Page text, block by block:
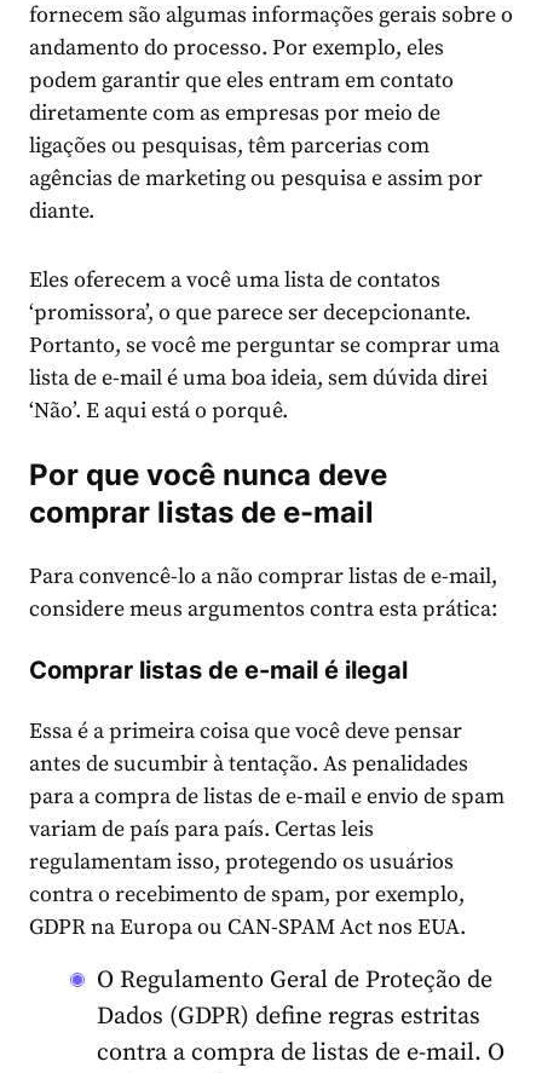
fornecem são algumas informações gerais sobre o
andamento do processo. Por exemplo, eles
podem garantir que eles entram em contato
diretamente com as empresas por meio de
ligações ou pesquisas, têm parcerias com
agências de marketing ou pesquisa e assim por
diante.
Eles oferecem a você uma lista de contatos
‘promissora’, o que parece ser decepcionante.
Portanto, se você me perguntar se comprar uma
lista de e-mail é uma boa ideia, sem dúvida direi
‘Não’. E aqui está o porquê.
Por que você nunca deve
comprar listas de e-mail
Para convencê-lo a não comprar listas de e-mail,
considere meus argumentos contra esta prática:
Comprar listas de e-mail é ilegal
Essa é a primeira coisa que você deve pensar
antes de sucumbir à tentação. As penalidades
para a compra de listas de e-mail e envio de spam
variam de país para país. Certas leis
regulamentam isso, protegendo os usuários
contra o recebimento de spam, por exemplo,
GDPR na Europa ou CAN-SPAM Act nos EUA.
O Regulamento Geral de Proteção de
Dados (GDPR) define regras estritas
contra a compra de listas de e-mail. O